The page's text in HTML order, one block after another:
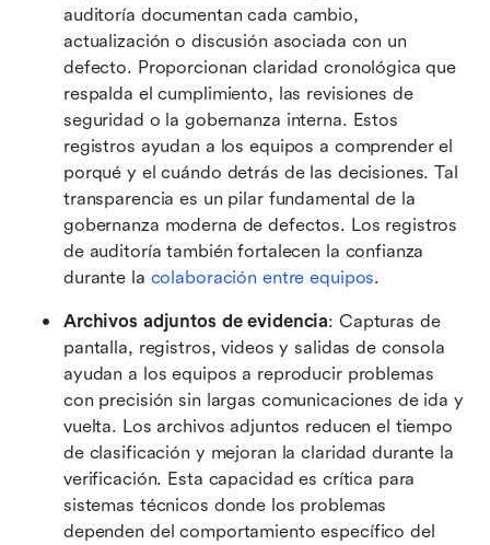
auditoría documentan cada cambio,
actualización o discusión asociada con un
defecto. Proporcionan claridad cronológica que
respalda el cumplimiento, las revisiones de
seguridad o la gobernanza interna. Estos
registros ayudan a los equipos a comprender el
porqué y el cuándo detrás de las decisiones. Tal
transparencia es un pilar fundamental de la
gobernanza moderna de defectos. Los registros
de auditoría también fortalecen la confianza
durante la colaboración entre equipos.
Archivos adjuntos de evidencia: Capturas de
pantalla, registros, videos y salidas de consola
ayudan a los equipos a reproducir problemas
con precisión sin largas comunicaciones de ida y
vuelta. Los archivos adjuntos reducen el tiempo
de clasificación y mejoran la claridad durante la
verificación. Esta capacidad es crítica para
sistemas técnicos donde los problemas
dependen del comportamiento específico del